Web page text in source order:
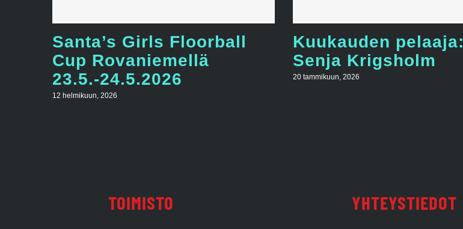
Santa’s Girls Floorball
Cup Rovaniemellä
23.5.-24.5.2026
12 helmikuun, 2026
Kuukauden pelaaja:
Senja Krigsholm
20 tammikuun, 2026
TOIMISTO YHTEYSTIEDOT